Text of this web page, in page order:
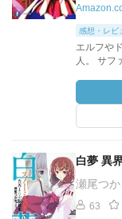
感想・レビ
エルフや
人。 サフ
白夢 異
瀬尾つか
63